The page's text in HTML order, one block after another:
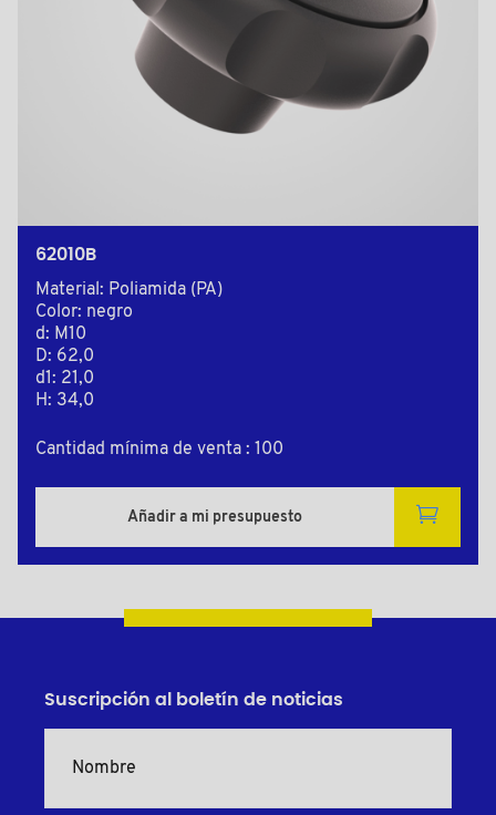
62010B
Material: Poliamida (PA)
Color: negro
d: M10
D: 62,0
d1: 21,0
H: 34,0
Cantidad mínima de venta : 100
Añadir a mi presupuesto
Suscripción al boletín de noticias